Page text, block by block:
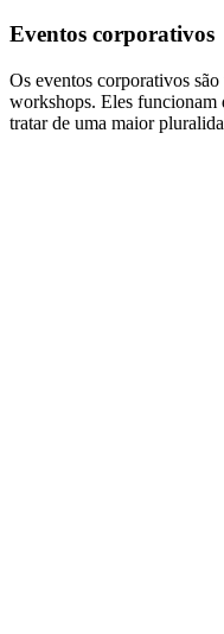
Eventos corporativos
Os eventos corporativos
workshops. Eles funcionam
tratar de uma maior